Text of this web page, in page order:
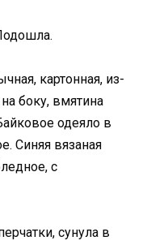
картонная, из-
боку, вмятина
одеяло в
Синяя вязаная
с
сунула в